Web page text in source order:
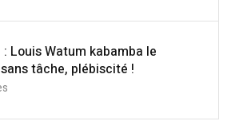
: Louis Watum kabamba le
tâche, plébiscité !